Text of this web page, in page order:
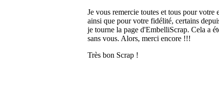
Je vous remercie toutes et tous pour votre
ainsi que pour votre fidélité, certains
je tourne la page d'EmbelliScrap. Cela a
sans vous. Alors, merci encore !!!
Très bon Scrap !